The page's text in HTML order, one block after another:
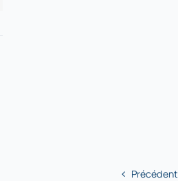
Précédent